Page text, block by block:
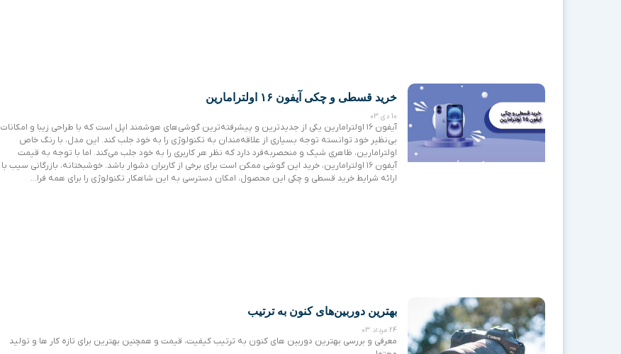
خرید قسطی و چکی آیفون ۱۶ اولترامارین
10 دی 03
آیفون ۱۶ اولترامارین یکی از جدیدترین و پیشرفته‌ترین گوشی‌های هوشمند اپل است که با طراحی زیبا و امکانات
بی‌نظیر خود توانسته توجه بسیاری از علاقه‌مندان به تکنولوژی را به خود جلب کند. این مدل، با رنگ خاص
اولترامارین، ظاهری شیک و منحصربه‌فرد دارد که نظر هر کاربری را به خود جلب می‌کند. اما با توجه به قیمت
آیفون ۱۶ اولترامارین، خرید این گوشی ممکن است برای برخی از کاربران دشوار باشد. خوشبختانه، بازرگانی سیب با
ارائه شرایط خرید قسطی و چکی این محصول، امکان دسترسی به این شاهکار تکنولوژی را برای همه فرا…
بهترین دوربین‌های کنون به ترتیب
24 مرداد 03
معرفی و بررسی بهترین دوربین های کنون به ترتیب کیفیت، قیمت و همچنین بهترین برای تازه کار ها و تولید